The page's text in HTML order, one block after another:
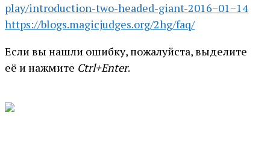
play/introduction-two-headed-giant-2016−01−14
https://blogs.magicjudges.org/2hg/faq/
Если вы нашли ошибку, пожалуйста, выделите
её и нажмите Ctrl+Enter.